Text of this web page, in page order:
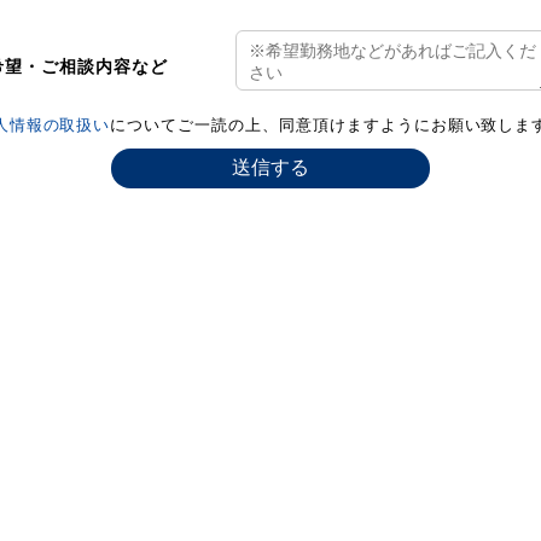
望・ご相談内容など
情報の取扱いについてご一読の上、同意頂けますようにお願い致しま